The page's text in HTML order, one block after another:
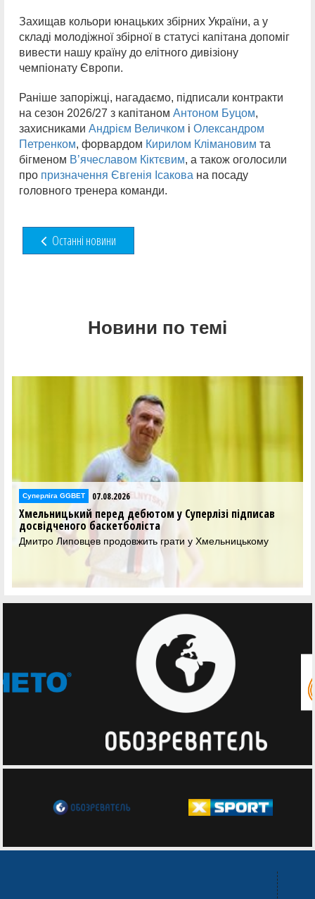
Захищав кольори юнацьких збірних України, а у
складі молодіжної збірної в статусі капітана допоміг
вивести нашу країну до елітного дивізіону
чемпіонату Європи.
Раніше запоріжці, нагадаємо, підписали контракти
на сезон 2026/27 з капітаном Антоном Буцом,
захисниками Андрієм Величком і Олександром
Петренком, форвардом Кирилом Клімановим та
бігменом В’ячеславом Кіктєвим, а також оголосили
про призначення Євгенія Ісакова на посаду
головного тренера команди.
Останні новини
Новини по темі
Суперліга GGBET 07.08.2026
Хмельницький перед дебютом у Суперлізі підписав
досвідченого баскетболіста
Дмитро Липовцев продовжить грати у Хмельницькому